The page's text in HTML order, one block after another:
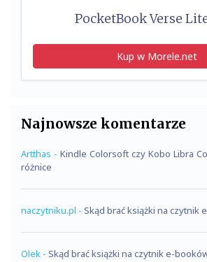
PocketBook Verse
Kup w Morele.net
Najnowsze komentarze
Artthas - Kindle Colorsoft czy Kobo Libra
różnice
naczytniku.pl - Skąd brać książki na czytnik
Olek - Skąd brać książki na czytnik e-